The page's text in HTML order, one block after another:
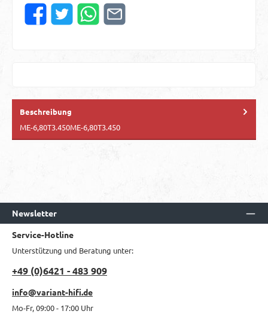
Beschreibung
ME-6,80T3.450ME-6,80T3.450
Newsletter
Service-Hotline
Unterstützung und Beratung unter:
+49 (0)6421 - 483 909
info@variant-hifi.de
Mo-Fr, 09:00 - 17:00 Uhr